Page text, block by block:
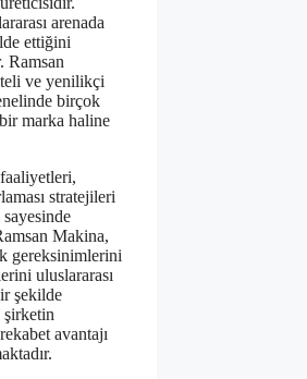
arenada
ettiğini
Ramsan
ve yenilikçi
birçok
marka haline
stratejileri
sayesinde
Makina,
gereksinimlerini
uluslararası
şekilde
şirketin
avantajı